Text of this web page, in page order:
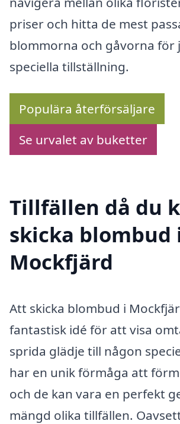
priser och hitta de mest
blommorna och gåvorna för
speciella tillställning.
Populära återförsäljare
Se urvalet av buketter
Tillfällen då du
skicka blombud
Mockfjärd
Att skicka blombud i
fantastisk idé för att visa
sprida glädje till någon
har en unik förmåga att
och de kan vara en perfekt
mängd olika tillfällen.